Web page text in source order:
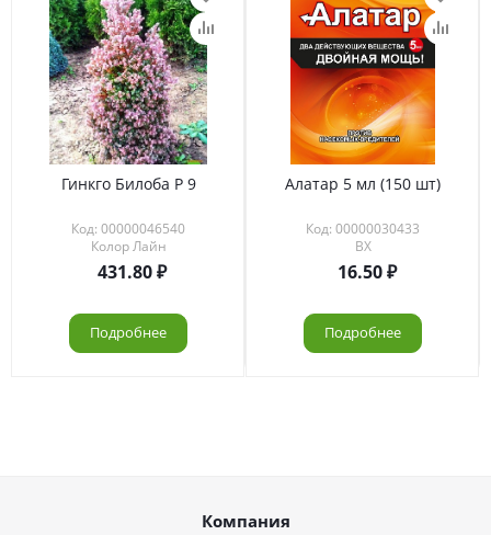
Гинкго Билоба Р 9
Код: 00000046540
Колор Лайн
431.80
Подробнее
Алатар 5 мл (150 шт)
Код: 00000030433
ВХ
16.50
Подробнее
Компания